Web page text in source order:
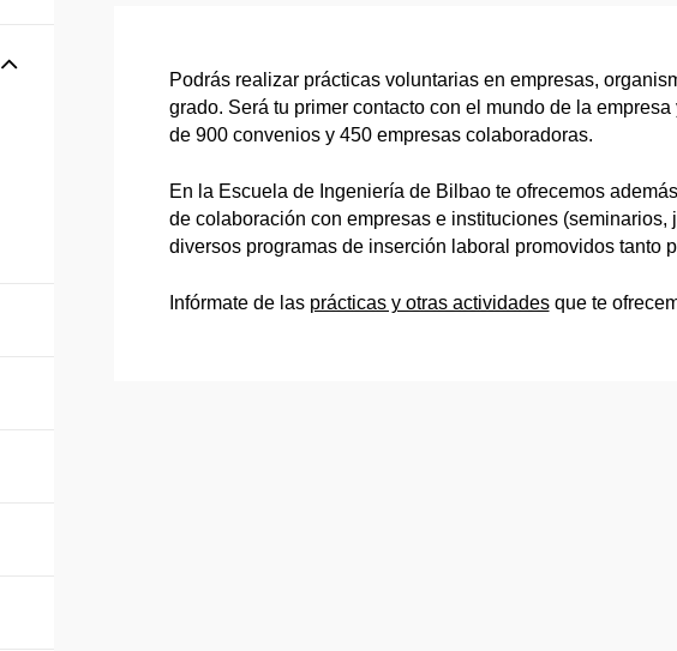
Show/hide subpages
Podrás realizar prácticas voluntarias en empresas,
grado. Será tu primer contacto con el mundo de la
de 900 convenios y 450 empresas colaboradoras.
En la Escuela de Ingeniería de Bilbao te ofrecemos
de colaboración con empresas e instituciones
diversos programas de inserción laboral promovidos tanto
Infórmate de las prácticas y otras actividadesque te